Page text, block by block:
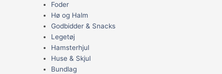
Foder
Hø og Halm
Godbidder & Snacks
Legetøj
Hamsterhjul
Huse & Skjul
Bundlag